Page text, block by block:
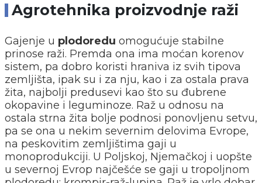
Agrotehnika proizvodnje raži
Gajenje u plodoredu omogućuje stabilne
prinose raži. Premda ona ima moćan korenov
sistem, pa dobro koristi hraniva iz svih tipova
zemljišta, ipak su i za nju, kao i za ostala prava
žita, najbolji predusevi kao što su đubrene
okopavine i leguminoze. Raž u odnosu na
ostala strna žita bolje podnosi ponovljenu setvu,
pa se ona u nekim severnim delovima Evrope,
na peskovitim zemljištima gaji u
monoprodukciji. U Poljskoj, Njemačkoj i uopšte
u severnoj Evrop najčešće se gaji u tropoljnom